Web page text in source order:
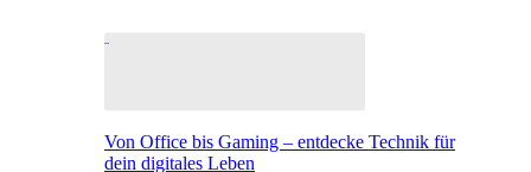
Von Office bis Gaming – entdecke Technik für
dein digitales Leben